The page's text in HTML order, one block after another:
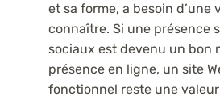
et sa forme, a besoin d’une
connaître. Si une présence
sociaux est devenu un bon
présence en ligne, un site
fonctionnel reste une